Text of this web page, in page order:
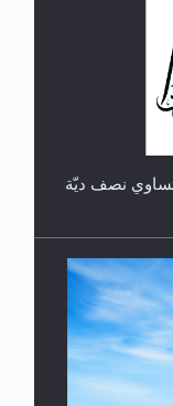
تساوي نصف ديّة